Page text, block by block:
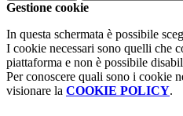
Gestione cookie
In questa schermata è possibile
I cookie necessari sono quelli che
piattaforma e non è possibile
Per conoscere quali sono i cookie
visionare la COOKIE POLICY.